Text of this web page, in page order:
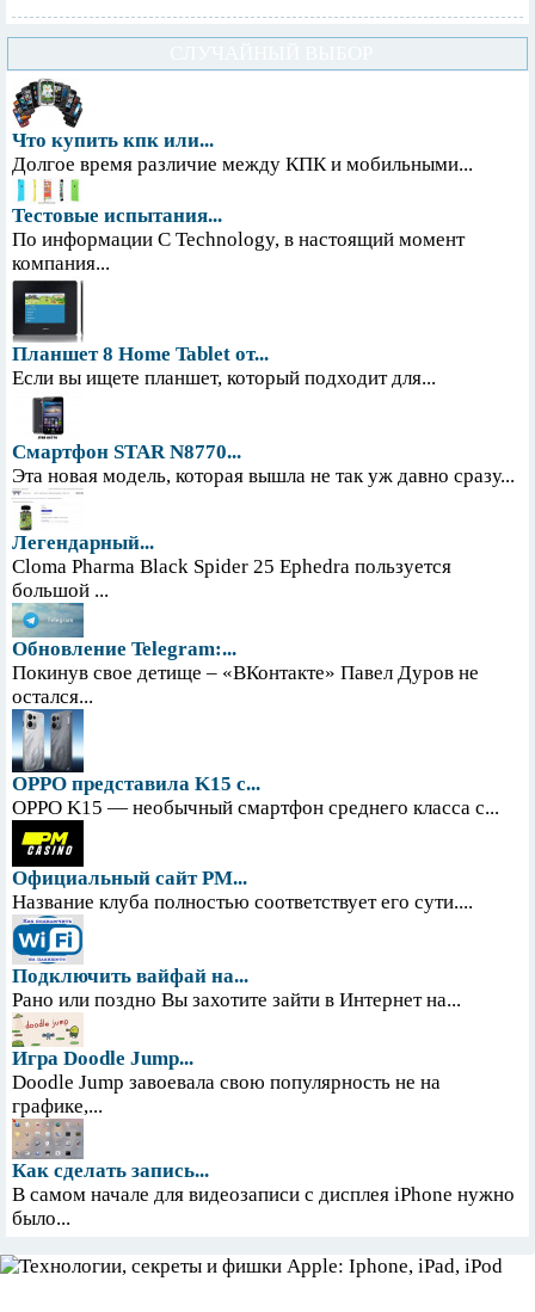
Что купить кпк или...
Долгое время различие между КПК и мобильными...
Тестовые испытания...
По информации С Technology, в настоящий момент
компания...
Планшет 8 Home Tablet от...
Если вы ищете планшет, который подходит для...
Смартфон STAR N8770...
Эта новая модель, которая вышла не так уж давно сразу...
Легендарный...
Cloma Pharma Black Spider 25 Ephedra пользуется
большой ...
Обновление Telegram:...
Покинув свое детище – «ВКонтакте» Павел Дуров не
остался...
OPPO представила K15 с...
OPPO K15 — необычный смартфон среднего класса с...
Официальный сайт PM...
Название клуба полностью соответствует его сути....
Подключить вайфай на...
Рано или поздно Вы захотите зайти в Интернет на...
Игра Doodle Jump...
Doodle Jump завоевала свою популярность не на
графике,...
Как сделать запись...
В самом начале для видеозаписи с дисплея iPhone нужно
было...